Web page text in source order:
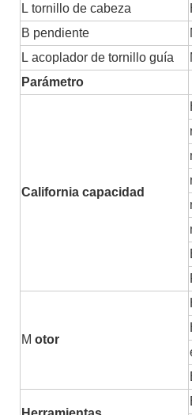
L tornillo de cabeza
B pendiente
L acoplador de tornillo guía
Parámetro
California capacidad
M otor